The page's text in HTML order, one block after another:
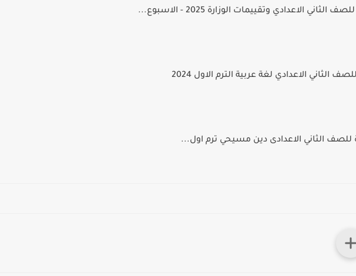
الثاني الاعدادي وتقييمات الوزارة 2025 - الاسبوع...
الثاني الاعدادي لغة عربية الترم الاول 2024
للصف الثاني الاعدادى دين مسيحي ترم اول...